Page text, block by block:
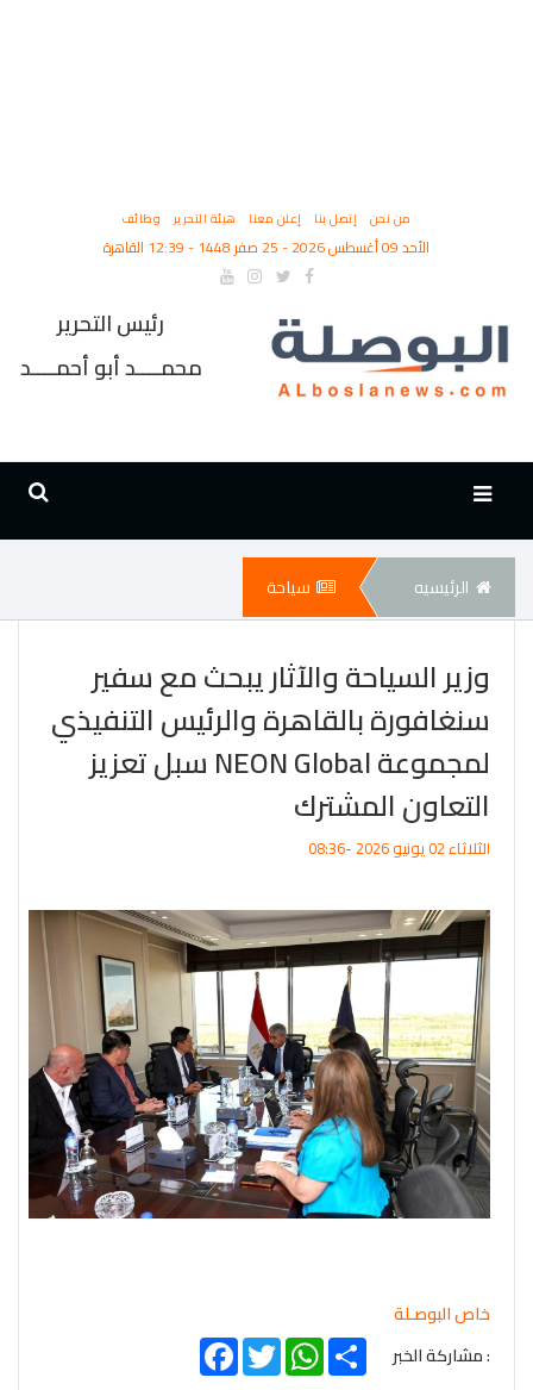
من نحن إتصل بنا إعلن معنا هيئة التحرير وظائف
الأحد 09 أغسطس 2026 - 25 صفر 1448 - 12:39 القاهرة
رئيس التحرير
محمــــد أبو أحمــــد
الرئيسيه سياحة
وزير السياحة والآثار يبحث مع سفير
سنغافورة بالقاهرة والرئيس التنفيذي
لمجموعة NEON Global سبل تعزيز
التعاون المشترك
الثلاثاء 02 يونيو 2026 -08:36
خاص البوصـلة
: مشاركة الخبر
FacebookTwitter
WhatsAppShare